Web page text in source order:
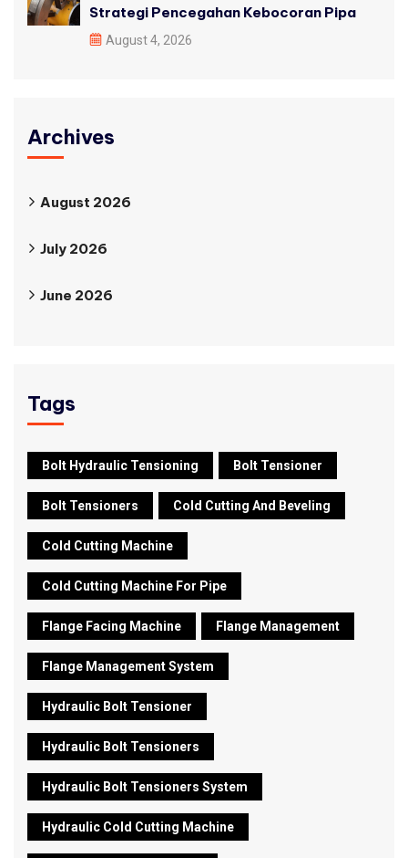
Strategi Pencegahan Kebocoran Pipa
August 4, 2026
Archives
August 2026
July 2026
June 2026
Tags
Bolt Hydraulic Tensioning Bolt Tensioner
Bolt Tensioners Cold Cutting And Beveling
Cold Cutting Machine
Cold Cutting Machine For Pipe
Flange Facing Machine Flange Management
Flange Management System
Hydraulic Bolt Tensioner
Hydraulic Bolt Tensioners
Hydraulic Bolt Tensioners System
Hydraulic Cold Cutting Machine